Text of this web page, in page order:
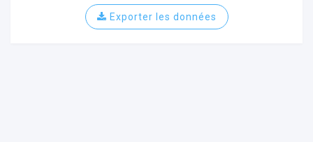
Exporter les données